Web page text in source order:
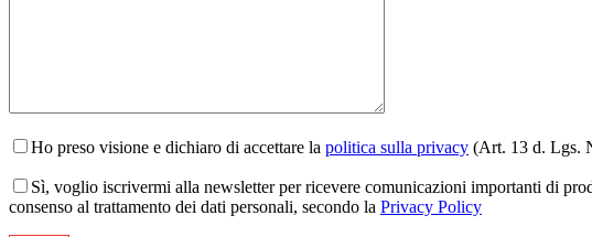
Ho preso visione e dichiaro di accettare la politica sulla privacy (Art. 13 d. Lgs.
Sì, voglio iscrivermi alla newsletter per ricevere comunicazioni importanti di
consenso al trattamento dei dati personali, secondo la Privacy Policy